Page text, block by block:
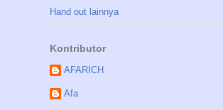
Hand out lainnya
Kontributor
AFARICH
Afa